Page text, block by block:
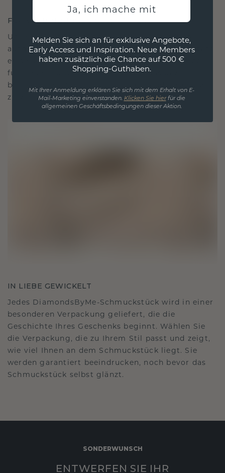
FÜR VERBINDUNGEN GESCHAFFEN
Unsere Designphilosophie ist auf Verbindung
ausgelegt, wobei jedes Stück so gestaltet ist, dass
es die Zeit überdauert. Es wird zu Ihrem Symbol
für Liebe und wertvolle Momente, das dazu
bestimmt ist, für immer getragen und geschätzt
zu werden.
IN LIEBE GEWICKELT
Jedes DiamondsByMe-Schmuckstück wird in einer
besonderen Verpackung geliefert, die die
Geschichte Ihres Geschenks beginnt. Wählen Sie
die Verpackung, die zu Ihrem Stil passt und zeigt,
wie viel Ihnen an dem Schmuckstück liegt. Sie
werden garantiert beeindrucken, noch bevor das
Schmuckstück selbst glänzt.
SONDERWUNSCH
ENTWERFEN SIE IHR
Ja, ich mache mit
Melden Sie sich an für exklusive Angebote,
Early Access und Inspiration. Neue Members
haben zusätzlich die Chance auf 500 €
Shopping-Guthaben.
Mit Ihrer Anmeldung erklären Sie sich mit dem Erhalt von E-
Mail-Marketing einverstanden. Klicken Sie hierfür die
allgemeinen Geschäftsbedingungen dieser Aktion.